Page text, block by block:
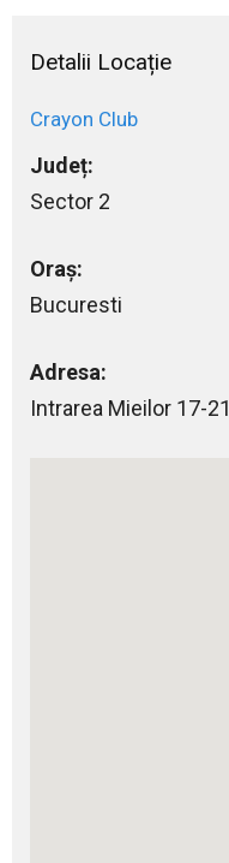
Detalii Locație
Crayon Club
Județ:
Sector 2
Oraș:
Bucuresti
Adresa:
Intrarea Mieilor 17-21